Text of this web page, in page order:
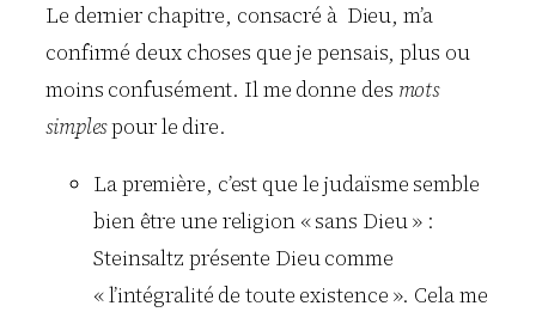
Le dernier chapitre, consacré à Dieu, m’a
confirmé deux choses que je pensais, plus ou
moins confusément. Il me donne des mots
simplespour le dire.
La première, c’est que le judaïsme semble
bien être une religion « sans Dieu » :
Steinsaltz présente Dieu comme
« l’intégralité de toute existence ». Cela me